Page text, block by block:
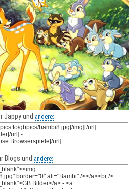
Jappy und andere:
Blogs und andere: